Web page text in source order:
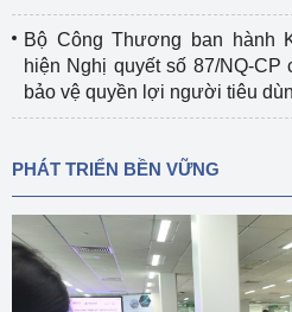
Bộ Công Thương ban hành
hiện Nghị quyết số 87/NQ-
bảo vệ quyền lợi người tiêu
PHÁT TRIỂN BỀN VỮNG